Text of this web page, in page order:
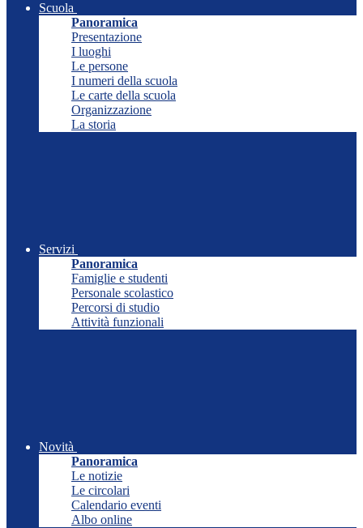
Scuola
Panoramica
Presentazione
I luoghi
Le persone
I numeri della scuola
Le carte della scuola
Organizzazione
La storia
Servizi
Panoramica
Famiglie e studenti
Personale scolastico
Percorsi di studio
Attività funzionali
Novità
Panoramica
Le notizie
Le circolari
Calendario eventi
Albo online